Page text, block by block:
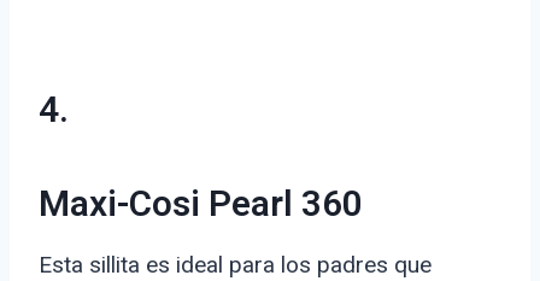
4.
Maxi-Cosi Pearl 360
Esta sillita es ideal para los padres que